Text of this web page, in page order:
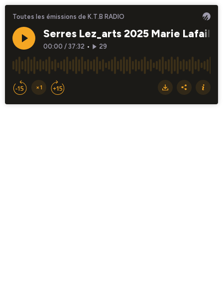
Toutes les émissions de K.T.B RADIO
Serres Lez_arts 2025 Marie
00:00 / 37:32 • 29
×1